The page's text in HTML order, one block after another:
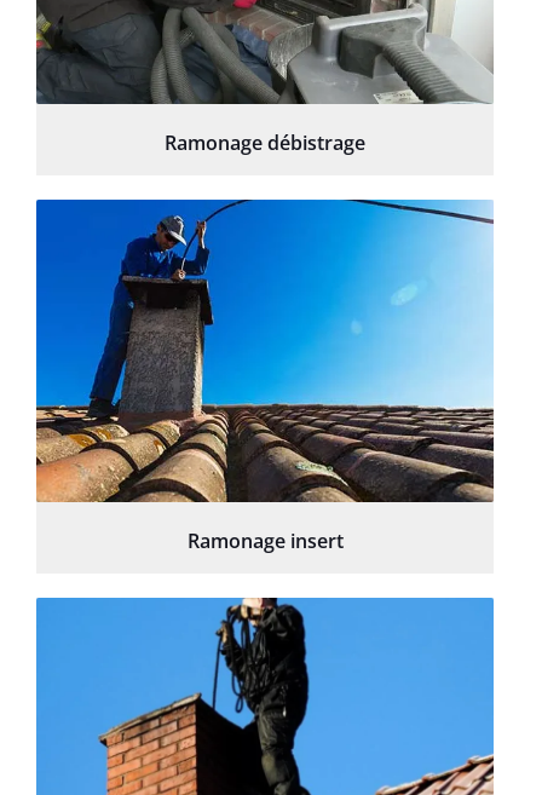
Ramonage débistrage
Ramonage insert